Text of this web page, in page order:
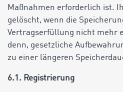
Maßnahmen erforderlich ist.
gelöscht, wenn die
Vertragserfüllung nicht mehr
denn, gesetzliche
zu einer längeren
6.1. Registrierung